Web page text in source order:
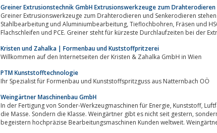
Greiner Extrusionstechnik GmbH Extrusionswerkzeuge zum
Greiner Extrusionswerkzeuge zum Drahterodieren und Senkerodieren stehen
Stahlbearbeitung und Aluminiumbearbeitung, Tieflochbohren, Fräsen und HSC Fräsen ebenso wie beim Polieren,
Flachschleifen und PCE. Greiner steht für kürzeste Durchlaufzeiten bei der
Kristen und Zahalka | Formenbau und Kuststoffpritzerei
Willkommen auf den Internetseiten der Kristen & Zahalka GmbH in Wien
PTM Kunststofftechnologie
Ihr Spezialist für Formenbau und Kunststoffspritzguss aus Natternbach OÖ
Weingärtner Maschinenbau GmbH
In der Fertigung von Sonder-Werkzeugmaschinen für Energie, Kunststoff, Luftfahrt und Schwerzerspanung entscheidet nicht
die Masse. Sondern die Klasse. Weingärtner gibt es nicht seit gestern, sondern seit mehr als fünf Jahrzehnten. Seither
begeistern hochpräzise Bearbeitungsmaschinen Kunden weltweit.